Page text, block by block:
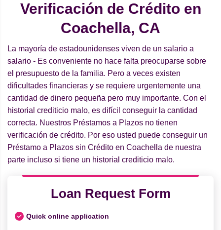
Verificación de Crédito en
Coachella, CA
La mayoría de estadounidenses viven de un salario a
salario - Es conveniente no hace falta preocuparse sobre
el presupuesto de la familia. Pero a veces existen
dificultades financieras y se requiere urgentemente una
cantidad de dinero pequeña pero muy importante. Con el
historial crediticio malo, es difícil conseguir la cantidad
correcta. Nuestros Préstamos a Plazos no tienen
verificación de crédito. Por eso usted puede conseguir un
Préstamo a Plazos sin Crédito en Coachella de nuestra
parte incluso si tiene un historial crediticio malo.
Loan Request Form
Quick online application